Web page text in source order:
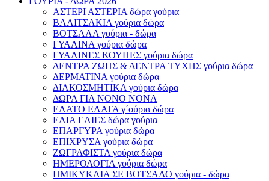
ΑΣΤΕΡΙ ΑΣΤΕΡΙΑ δώρα γούρια
ΒΑΛΙΤΣΑΚΙΑ γούρια δώρα
ΒΟΤΣΑΛΑ γούρια - δώρα
ΓΥΑΛΙΝΑ γούρια δώρα
ΓΥΑΛΙΝΕΣ ΚΟΥΠΕΣ γούρια δώρα
ΔΕΝΤΡΑ ΖΩΗΣ & ΔΕΝΤΡΑ ΤΥΧΗΣ γούρια δώρα
ΔΕΡΜΑΤΙΝΑ γούρια δώρα
ΔΙΑΚΟΣΜΗΤΙΚΑ γούρια δώρα
ΔΩΡΑ ΓΙΑ ΝΟΝΟ ΝΟΝΑ
ΕΛΑΤΟ ΕΛΑΤΑ γ΄ούρια δώρα
ΕΛΙΑ ΕΛΙΕΣ δώρα γούρια
ΕΠΑΡΓΥΡΑ γούρια δώρα
ΕΠΙΧΡΥΣΑ γούρια δώρα
ΖΩΓΡΑΦΙΣΤΑ γούρια δώρα
ΗΜΕΡΟΛΟΓΙΑ γούρια δώρα
ΗΜΙΚΥΚΛΙΑ ΣΕ ΒΟΤΣΑΛΟ γούρια - δώρα